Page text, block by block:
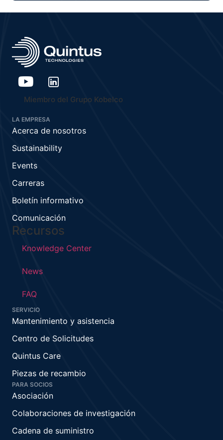
Miembro del Grupo Kobelco
LA EMPRESA
Acerca de nosotros
Sustainability
Events
Carreras
Boletín informativo
Comunicación
Recursos
Knowledge Center
News
FAQ
SERVICIO
Mantenimiento y asistencia
Centro de Solicitudes
Quintus Care
Piezas de recambio
PARA SOCIOS
Asociación
Colaboraciones de investigación
Cadena de suministro